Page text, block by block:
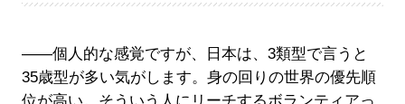
――個人的な感覚ですが、日本は、3類型で言うと
35歳型が多い気がします。身の回りの世界の優先順